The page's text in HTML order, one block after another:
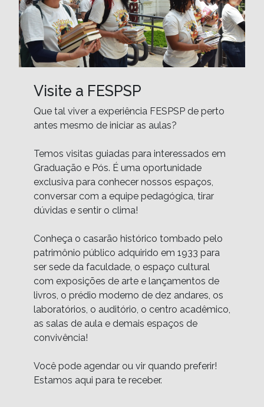
Visite a FESPSP
Que tal viver a experiência FESPSP de perto
antes mesmo de iniciar as aulas?
Temos visitas guiadas para interessados em
Graduação e Pós. É uma oportunidade
exclusiva para conhecer nossos espaços,
conversar com a equipe pedagógica, tirar
dúvidas e sentir o clima!
Conheça o casarão histórico tombado pelo
patrimônio público adquirido em 1933 para
ser sede da faculdade, o espaço cultural
com exposições de arte e lançamentos de
livros, o prédio moderno de dez andares, os
laboratórios, o auditório, o centro acadêmico,
as salas de aula e demais espaços de
convivência!
Você pode agendar ou vir quando preferir!
Estamos aqui para te receber.